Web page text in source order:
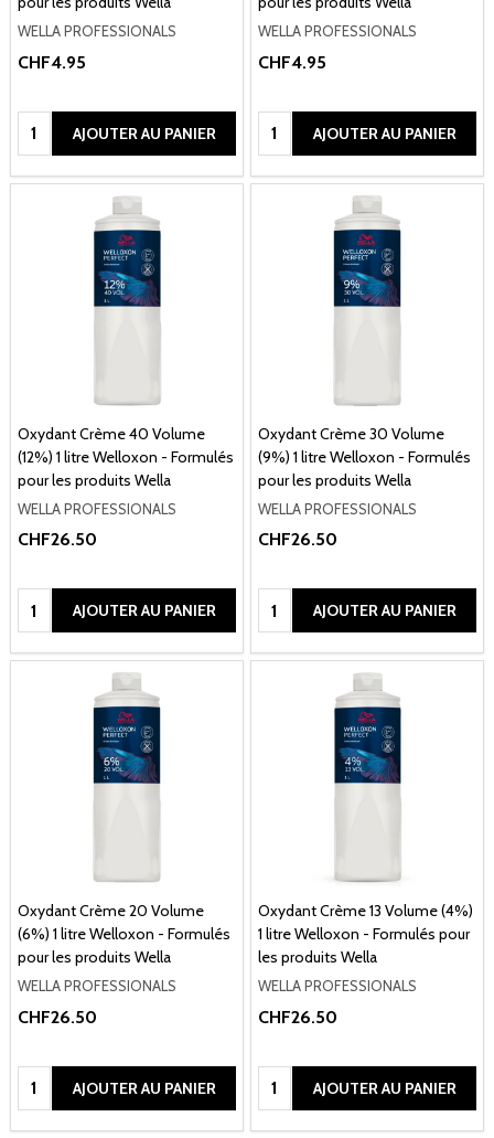
WELLA PROFESSIONALS
CHF4.95
Quantité:AJOUTER AU PANIER
WELLA PROFESSIONALS
CHF4.95
Quantité:AJOUTER AU PANIER
Oxydant Crème 40 Volume
(12%) 1 litre Welloxon - Formulés
pour les produits Wella
WELLA PROFESSIONALS
CHF26.50
Quantité:AJOUTER AU PANIER
Oxydant Crème 30 Volume
(9%) 1 litre Welloxon - Formulés
pour les produits Wella
WELLA PROFESSIONALS
CHF26.50
Quantité:AJOUTER AU PANIER
Oxydant Crème 20 Volume
(6%) 1 litre Welloxon - Formulés
pour les produits Wella
WELLA PROFESSIONALS
CHF26.50
Quantité:AJOUTER AU PANIER
Oxydant Crème 13 Volume (4%)
1 litre Welloxon - Formulés pour
les produits Wella
WELLA PROFESSIONALS
CHF26.50
Quantité:AJOUTER AU PANIER